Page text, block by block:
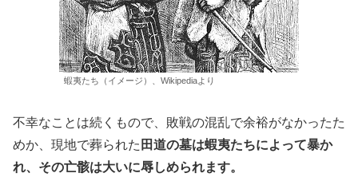
蝦夷たち（イメージ）、Wikipediaより
不幸なことは続くもので、敗戦の混乱で余裕がなかったた
めか、現地で葬られた 田道の墓は蝦夷たちによって暴か
れ、その亡骸は大いに辱しめられます。